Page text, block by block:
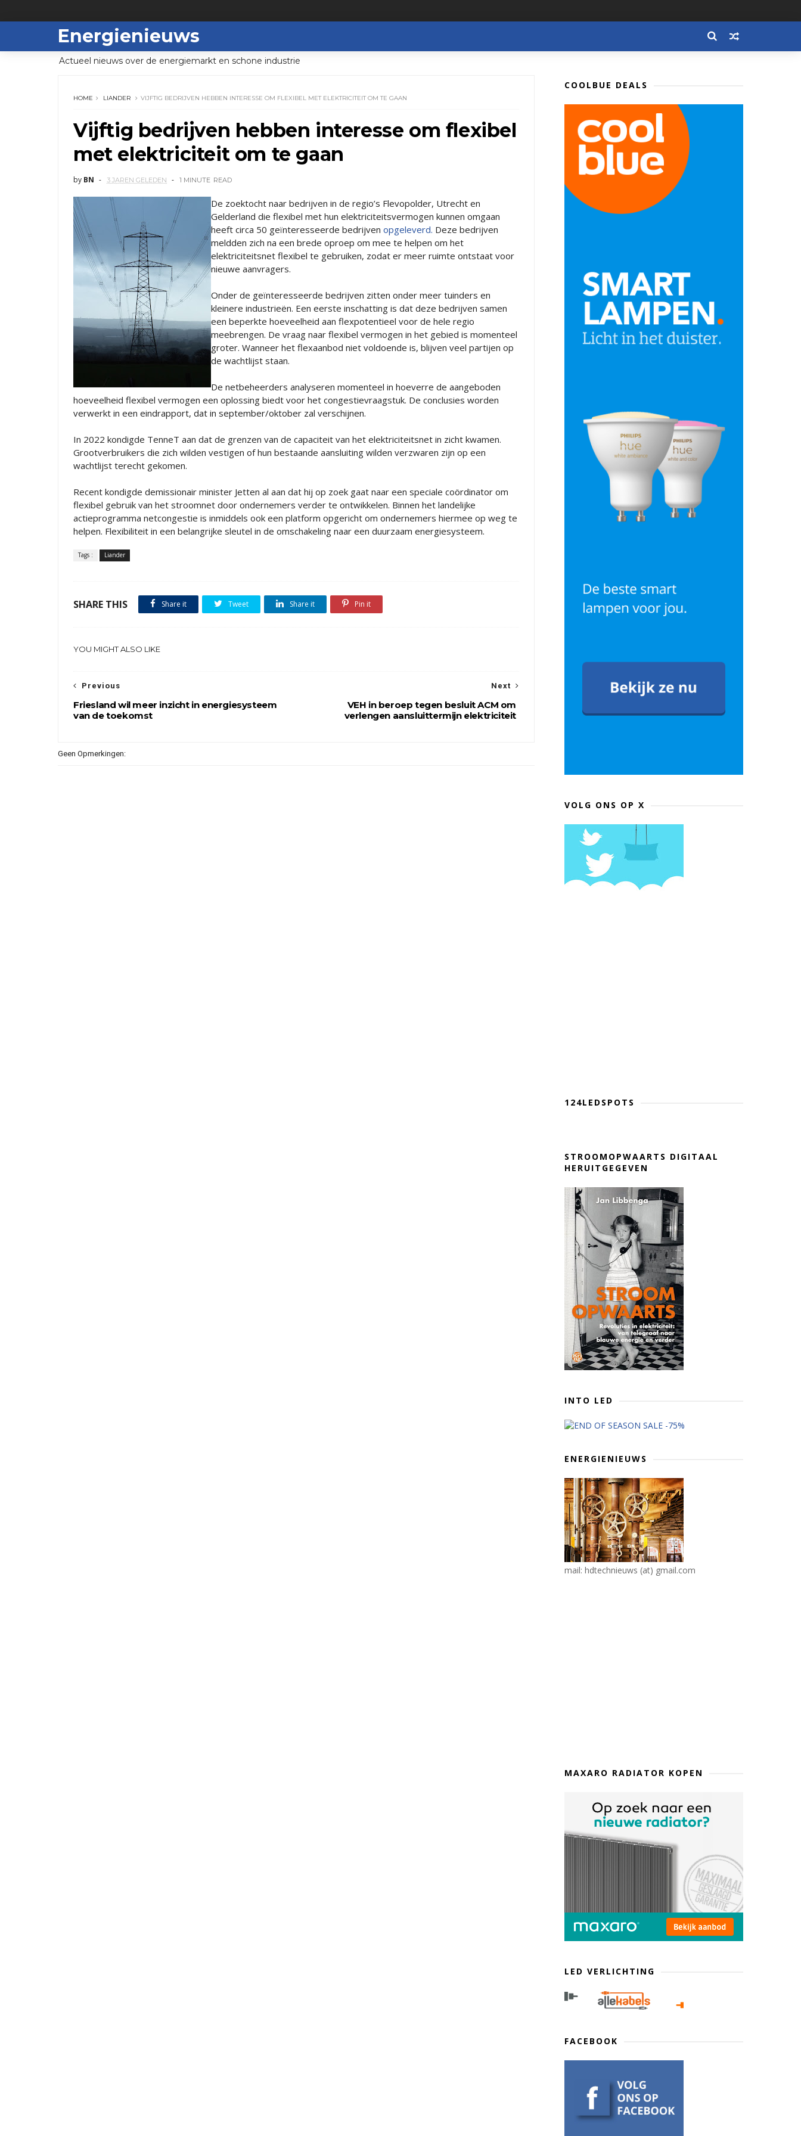
Energienieuws
Actueel nieuws over de energiemarkt en schone industrie
HOME LIANDER VIJFTIG BEDRIJVEN HEBBEN INTERESSE OM FLEXIBEL MET ELEKTRICITEIT OM TE GAAN
Vijftig bedrijven hebben interesse om flexibel
met elektriciteit om te gaan
by BN 3 JAREN GELEDEN 1 MINUTE READ
De zoektocht naar bedrijven in de regio’s Flevopolder, Utrecht en
Gelderland die flexibel met hun elektriciteitsvermogen kunnen omgaan
heeft circa 50 geïnteresseerde bedrijven opgeleverd. Deze bedrijven
meldden zich na een brede oproep om mee te helpen om het
elektriciteitsnet flexibel te gebruiken, zodat er meer ruimte ontstaat voor
nieuwe aanvragers.
Onder de geïnteresseerde bedrijven zitten onder meer tuinders en
kleinere industrieën. Een eerste inschatting is dat deze bedrijven samen
een beperkte hoeveelheid aan flexpotentieel voor de hele regio
meebrengen. De vraag naar flexibel vermogen in het gebied is momenteel
groter. Wanneer het flexaanbod niet voldoende is, blijven veel partijen op
de wachtlijst staan.
De netbeheerders analyseren momenteel in hoeverre de aangeboden
hoeveelheid flexibel vermogen een oplossing biedt voor het congestievraagstuk. De conclusies worden
verwerkt in een eindrapport, dat in september/oktober zal verschijnen.
In 2022 kondigde TenneT aan dat de grenzen van de capaciteit van het elektriciteitsnet in zicht kwamen.
Grootverbruikers die zich wilden vestigen of hun bestaande aansluiting wilden verzwaren zijn op een
wachtlijst terecht gekomen.
Recent kondigde demissionair minister Jetten al aan dat hij op zoek gaat naar een speciale coördinator om
flexibel gebruik van het stroomnet door ondernemers verder te ontwikkelen. Binnen het landelijke
actieprogramma netcongestie is inmiddels ook een platform opgericht om ondernemers hiermee op weg te
helpen. Flexibiliteit in een belangrijke sleutel in de omschakeling naar een duurzaam energiesysteem.
Tags : Liander
SHARE THIS Share it Tweet Share it Pin it
YOU MIGHT ALSO LIKE
Next
VEH in beroep tegen besluit ACM om
verlengen aansluittermijn elektriciteit
Previous
Friesland wil meer inzicht in energiesysteem
van de toekomst
Geen Opmerkingen:
COOLBUE DEALS
VOLG ONS OP X
124LEDSPOTS
STROOMOPWAARTS DIGITAAL
HERUITGEGEVEN
INTO LED
ENERGIENIEUWS
mail: hdtechnieuws (at) gmail.com
MAXARO RADIATOR KOPEN
LED VERLICHTING
FACEBOOK